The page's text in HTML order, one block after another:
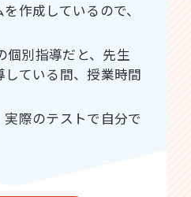
作成しているので、
個別指導だと、先生
ている間、授業時間
際のテストで自分で